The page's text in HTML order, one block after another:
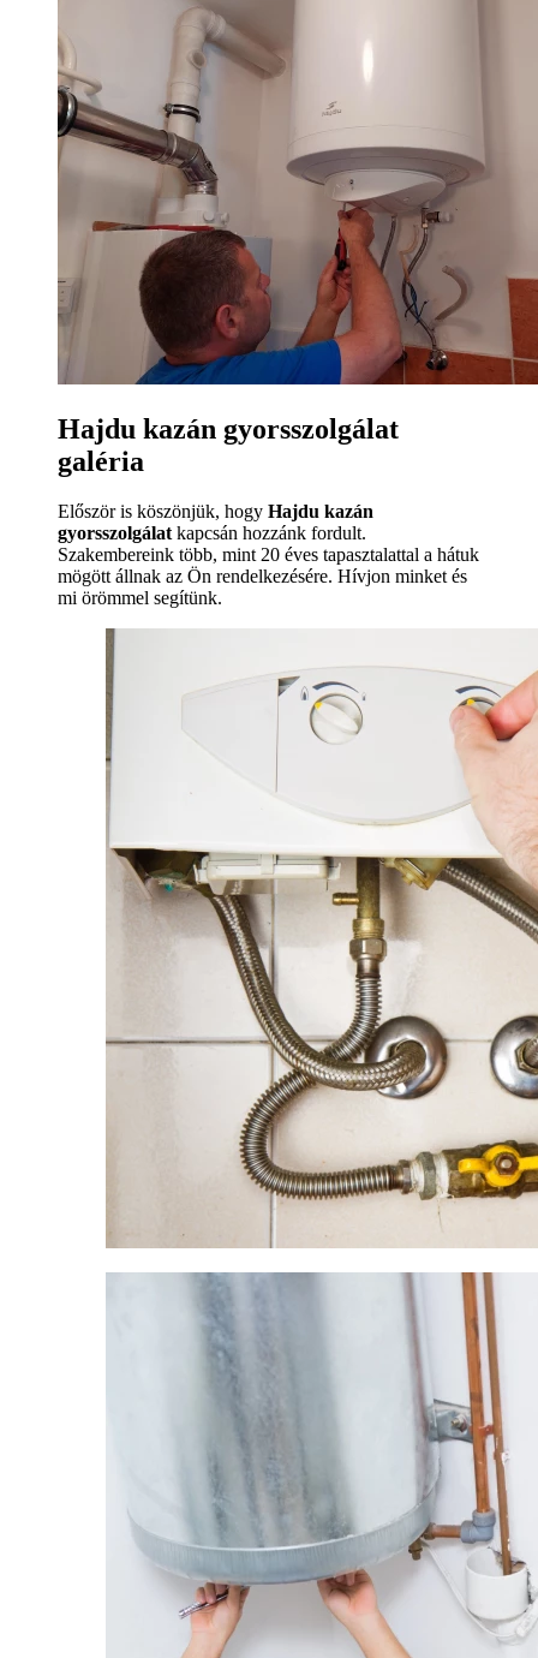
Hajdu kazán gyorsszolgálat
galéria
Először is köszönjük, hogy Hajdu kazán
gyorsszolgálatkapcsán hozzánk fordult.
Szakembereink több, mint 20 éves tapasztalattal a hátuk
mögött állnak az Ön rendelkezésére. Hívjon minket és
mi örömmel segítünk.